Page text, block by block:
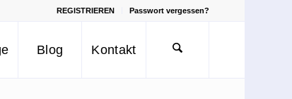
REGISTRIEREN Passwort vergessen?
Blog Kontakt